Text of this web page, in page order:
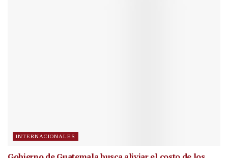
INTERNACIONALES